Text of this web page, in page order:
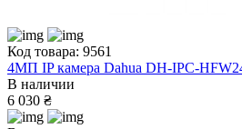
Код товара: 9561
4МП IP камера Dahua DH-IPC-
В наличии
6 030 ₴